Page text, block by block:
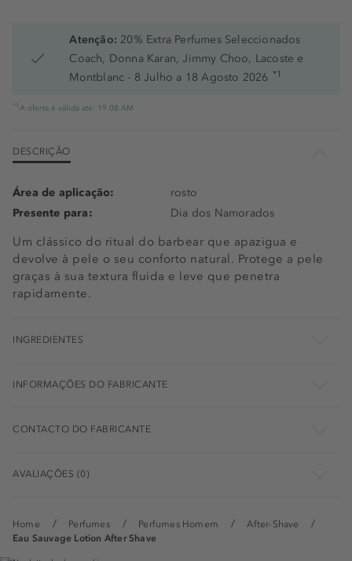
Home Perfumes Perfumes Homem
After-Shave
Eau Sauvage Lotion After Shave
Atenção: 20% Extra Perfumes Seleccionados
Coach, Donna Karan, Jimmy Choo, Lacoste e
Montblanc - 8 Julho a 18 Agosto 2026 *1
*1 A oferta é válida até: 19.08.AM
DESCRIÇÃO
Um clássico do ritual do barbear que apazigua e
devolve à pele o seu conforto natural. Protege a pele
graças à sua textura fluida e leve que penetra
rapidamente.
Área de aplicação:
rosto
Presente para:
Dia dos Namorados
INGREDIENTES
INFORMAÇÕES DO FABRICANTE
CONTACTO DO FABRICANTE
AVALIAÇÕES (0)